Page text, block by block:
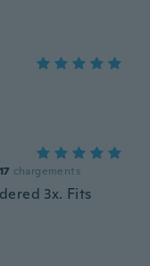
17 chargements
3x. Fits